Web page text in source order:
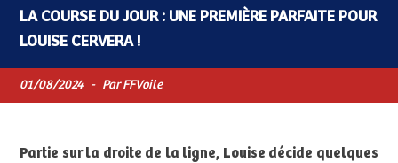
LA COURSE DU JOUR : UNE PREMIÈRE PARFAITE POUR
LOUISE CERVERA !
01/08/2024 - Par FFVoile
Partie sur la droite de la ligne, Louise décide quelques